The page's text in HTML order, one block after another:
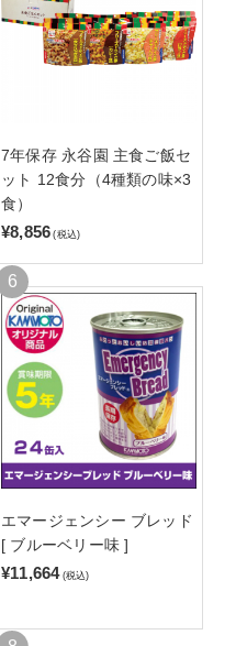
7年保存 永谷園 主食ご飯セ
ット 12食分（4種類の味×3
食）
¥8,856 (税込)
エマージェンシー ブレッド
[ ブルーベリー味 ]
¥11,664 (税込)